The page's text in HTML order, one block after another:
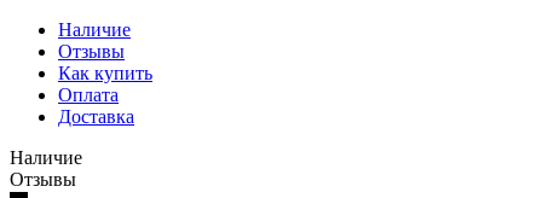
Наличие
Отзывы
Как купить
Оплата
Доставка
Наличие
Отзывы